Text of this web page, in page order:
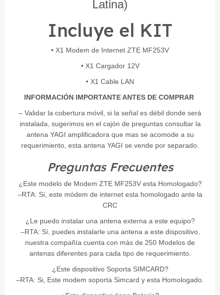
Latina)
Incluye el KIT
• X1 Modem de Internet ZTE MF253V
• X1 Cargador 12V
• X1 Cable LAN
INFORMACIÓN IMPORTANTE ANTES DE COMPRAR
– Validar la cobertura móvil, si la señal es débil donde será
instalada, sugerimos en el cajón de preguntas consultar la
antena YAGI amplificadora que mas se acomode a su
requerimiento, esta antena YAGI se vende por separado.
Preguntas Frecuentes
¿Este modelo de Modem ZTE MF253V esta Homologado?
–RTA: Sí, este módem de internet esta homologado ante la
CRC
¿Le puedo instalar una antena externa a este equipo?
–RTA: Sí, puedes instalarle una antena a este dispositivo,
nuestra compañía cuenta con más de 250 Modelos de
antenas diferentes para cada tipo de requerimiento.
¿Este dispositivo Soporta SIMCARD?
–RTA: Si, Este modem soporta Simcard y esta Homologado.